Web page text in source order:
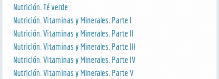
Nutrición. Té verde
Nutrición. Vitaminas y Minerales. Parte I
Nutrición. Vitaminas y Minerales. Parte II
Nutrición. Vitaminas y Minerales. Parte III
Nutrición. Vitaminas y Minerales. Parte IV
Nutrición. Vitaminas y Minerales. Parte V